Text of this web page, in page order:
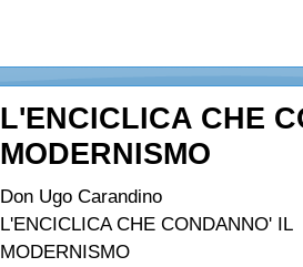
L'ENCICLICA CHE
MODERNISMO
Don Ugo Carandino
L'ENCICLICA CHE CONDANNO' IL
MODERNISMO